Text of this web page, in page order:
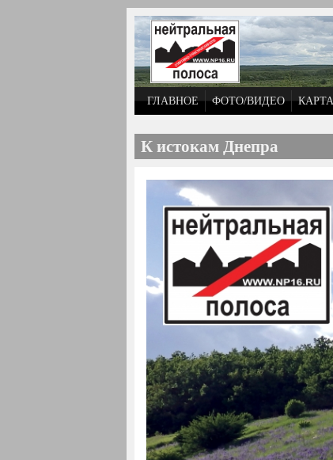
Перейти к основному содержанию
ГЛАВНОЕ ФОТО/ВИДЕО КАРТА
К истокам Днепра